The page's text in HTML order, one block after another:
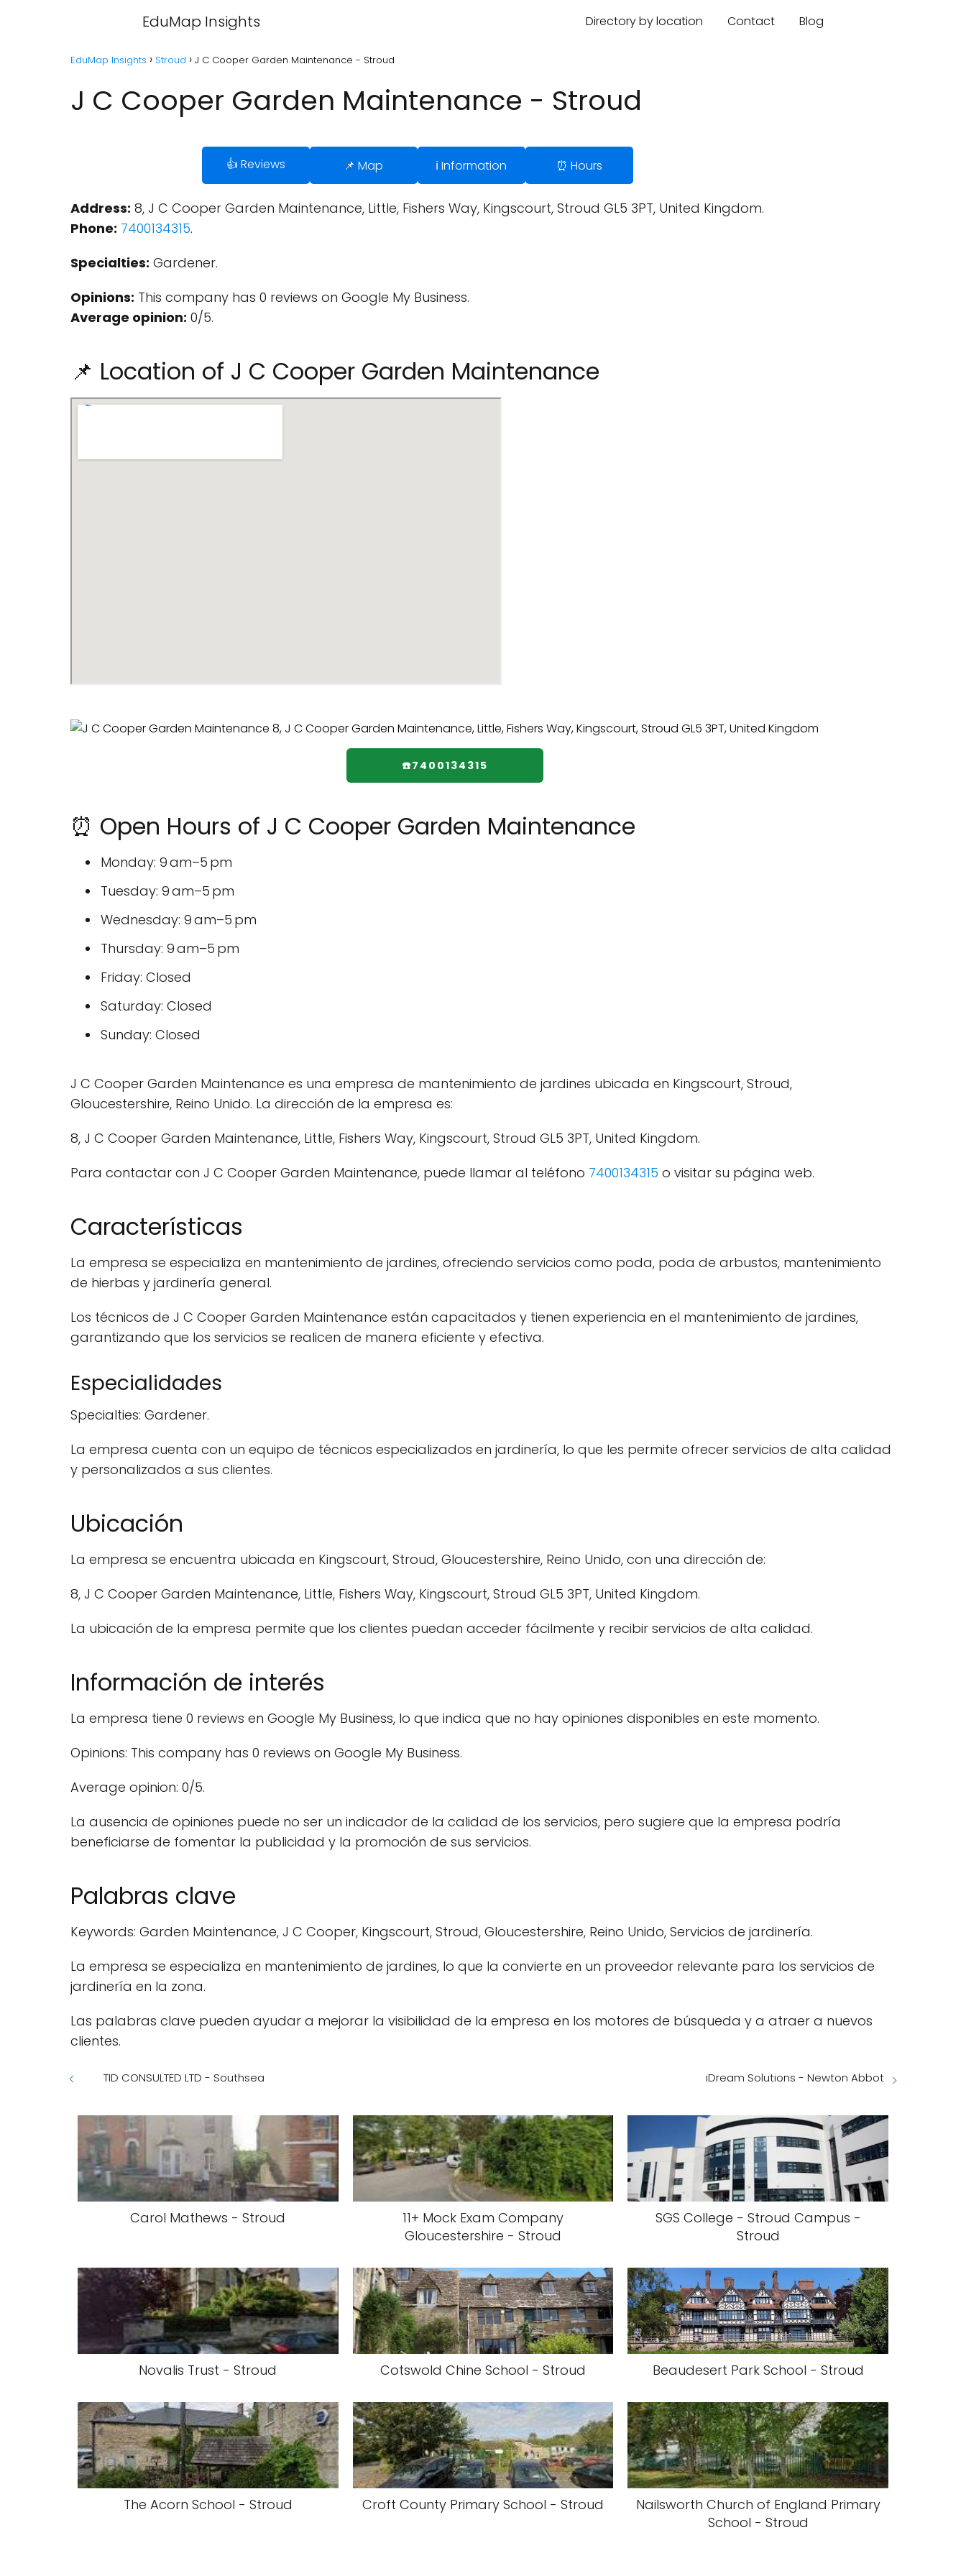
EduMap Insights Directory by location Contact Blog
EduMap Insights Stroud J C Cooper Garden Maintenance - Stroud
J C Cooper Garden Maintenance - Stroud
👍 Reviews 📌 Map ℹ️ Information ⏰ Hours
Address: 8, J C Cooper Garden Maintenance, Little, Fishers Way, Kingscourt, Stroud GL5 3PT, United Kingdom.
Phone: 7400134315.
Specialties: Gardener.
Opinions: This company has 0 reviews on Google My Business.
Average opinion: 0/5.
📌 Location of J C Cooper Garden Maintenance
☎️7400134315
⏰ Open Hours of J C Cooper Garden Maintenance
Monday: 9 am–5 pm
Tuesday: 9 am–5 pm
Wednesday: 9 am–5 pm
Thursday: 9 am–5 pm
Friday: Closed
Saturday: Closed
Sunday: Closed
J C Cooper Garden Maintenance es una empresa de mantenimiento de jardines ubicada en Kingscourt, Stroud,
Gloucestershire, Reino Unido. La dirección de la empresa es:
8, J C Cooper Garden Maintenance, Little, Fishers Way, Kingscourt, Stroud GL5 3PT, United Kingdom.
Para contactar con J C Cooper Garden Maintenance, puede llamar al teléfono 7400134315 o visitar su página web.
Características
La empresa se especializa en mantenimiento de jardines, ofreciendo servicios como poda, poda de arbustos, mantenimiento
de hierbas y jardinería general.
Los técnicos de J C Cooper Garden Maintenance están capacitados y tienen experiencia en el mantenimiento de jardines,
garantizando que los servicios se realicen de manera eficiente y efectiva.
Especialidades
Specialties: Gardener.
La empresa cuenta con un equipo de técnicos especializados en jardinería, lo que les permite ofrecer servicios de alta calidad
y personalizados a sus clientes.
Ubicación
La empresa se encuentra ubicada en Kingscourt, Stroud, Gloucestershire, Reino Unido, con una dirección de:
8, J C Cooper Garden Maintenance, Little, Fishers Way, Kingscourt, Stroud GL5 3PT, United Kingdom.
La ubicación de la empresa permite que los clientes puedan acceder fácilmente y recibir servicios de alta calidad.
Información de interés
La empresa tiene 0 reviews en Google My Business, lo que indica que no hay opiniones disponibles en este momento.
Opinions: This company has 0 reviews on Google My Business.
Average opinion: 0/5.
La ausencia de opiniones puede no ser un indicador de la calidad de los servicios, pero sugiere que la empresa podría
beneficiarse de fomentar la publicidad y la promoción de sus servicios.
Palabras clave
Keywords: Garden Maintenance, J C Cooper, Kingscourt, Stroud, Gloucestershire, Reino Unido, Servicios de jardinería.
La empresa se especializa en mantenimiento de jardines, lo que la convierte en un proveedor relevante para los servicios de
jardinería en la zona.
Las palabras clave pueden ayudar a mejorar la visibilidad de la empresa en los motores de búsqueda y a atraer a nuevos
clientes.
TID CONSULTED LTD - Southsea iDream Solutions - Newton Abbot
Carol Mathews - Stroud
11+ Mock Exam Company
Gloucestershire - Stroud
SGS College - Stroud Campus -
Stroud
Novalis Trust - Stroud Cotswold Chine School - Stroud Beaudesert Park School - Stroud
The Acorn School - Stroud Croft County Primary School - Stroud
Nailsworth Church of England Primary
School - Stroud